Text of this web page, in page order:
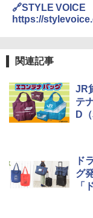
🔗STYLE VOICE
https://
関連記事
JR
テ
D
ド
グ
「